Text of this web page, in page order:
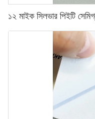
১২ মাইক সিলভার পিইটি